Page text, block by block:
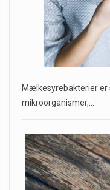
Mælkesyrebakterier
mikroorganismer,…